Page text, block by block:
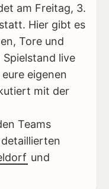
am Freitag, 3.
Hier gibt es
Tore und
live
eigenen
mit der
Teams
und